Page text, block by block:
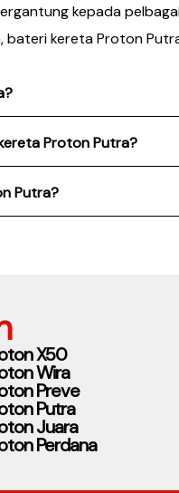
kepada
bateri kereta Proton
Proton Putra?
Putra?
X50
Wira
Preve
Putra
Juara
Perdana